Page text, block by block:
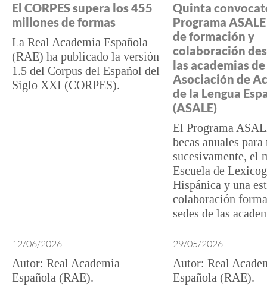
El CORPES supera los 455
millones de formas
La Real Academia Española
(RAE) ha publicado la versión
1.5 del Corpus del Español del
Siglo XXI (CORPES).
Quinta
Programa
de formación y
colaboración
las academias
Asociación de
de la Lengua
(ASALE)
El Programa
becas anuales
sucesivamente, el
Escuela de
Hispánica y una
colaboración
sedes de las
12/06/2026 |
Real Academia
Española (RAE)
29/05/2026 |
Real
Española (RAE)